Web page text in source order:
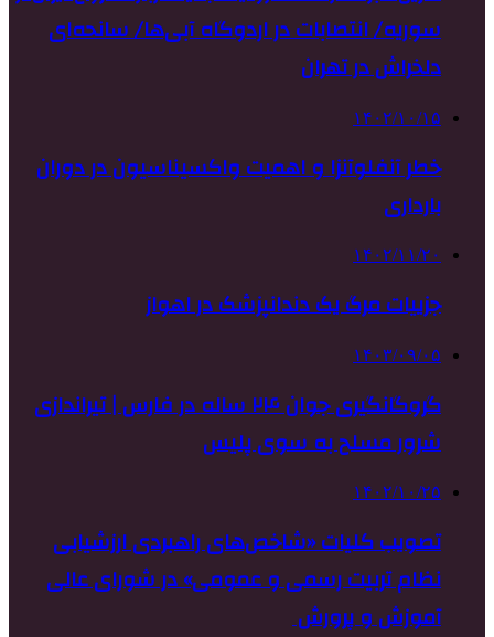
سوریه/ انتصابات در اردوگاه آبی‌ها/ سانحه‌ای
‌دلخراش در تهران
۱۴۰۲/۱۰/۱۵
خطر آنفلوآنزا و اهمیت واکسیناسیون در دوران
بارداری
۱۴۰۲/۱۱/۲۰
جزییات مرگ یک دندانپزشک در اهواز
۱۴۰۳/۰۹/۰۵
گروگانگیری جوان ۲۴ ساله در فارس | تیراندازی
شرور مسلح به سوی پلیس
۱۴۰۲/۱۰/۲۵
تصویب کلیات «شاخص‌های راهبردی ارزشیابی
نظام تربیت رسمی و عمومی» در شورای عالی
آموزش و پرورش